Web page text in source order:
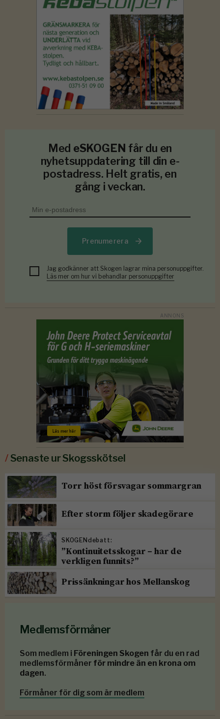
Med eSKOGEN får du en
nyhetsuppdatering till din e-
postadress. Helt gratis, en
gång i veckan.
Prenumerera
Jag godkänner att Skogen lagrar mina personuppgifter.
Läs mer om hur vi behandlar personuppgifter
/Senaste ur Skogsskötsel
Torr höst försvagar sommargran
Efter storm följer skadegörare
SKOGENdebatt:
”Kontinuitetsskogar – har de
verkligen funnits?”
Prissänkningar hos Mellanskog
Medlemsförmåner
Som medlem i Föreningen Skogen får du en rad
medlemsförmåner för mindre än en krona om
dagen.
Förmåner för dig som är medlem